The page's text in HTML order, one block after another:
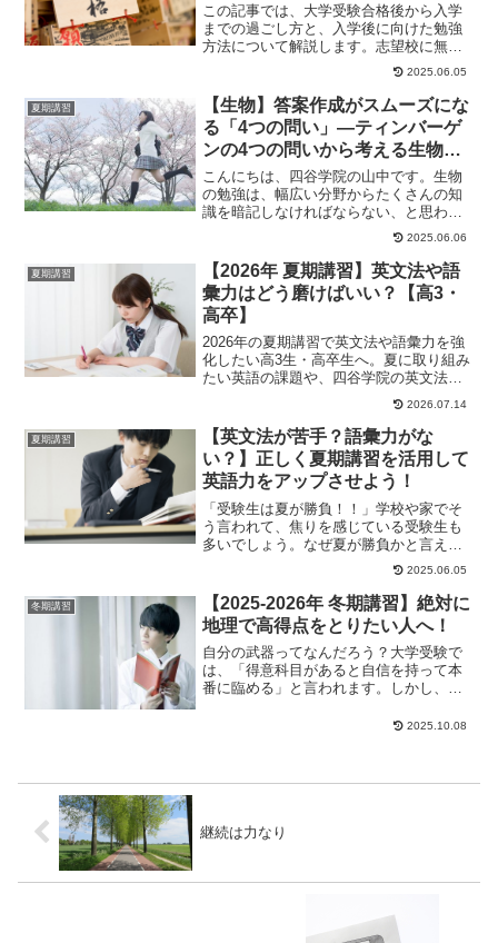
この記事では、大学受験合格後から入学
までの過ごし方と、入学後に向けた勉強
方法について解説します。志望校に無事
合格したら羽を伸ばして遊びたい気分に
2025.06.05
夏期講習
【生物】答案作成がスムーズにな
る「4つの問い」—ティンバーゲ
ンの4つの問いから考える生物学
習のポイント
こんにちは、四谷学院の山中です。生物
の勉強は、幅広い分野からたくさんの知
識を暗記しなければならない、と思われ
がちです。確かに暗記は必要ですが、た
2025.06.06
夏期講習
【2026年 夏期講習】英文法や語
彙力はどう磨けばいい？【高3・
高卒】
2026年の夏期講習で英文法や語彙力を強
化したい高3生・高卒生へ。夏に取り組み
たい英語の課題や、四谷学院の英文法・
語彙対策講座の活用法を紹介します。
2026.07.14
夏期講習
【英文法が苦手？語彙力がな
い？】正しく夏期講習を活用して
英語力をアップさせよう！
「受験生は夏が勝負！！」学校や家でそ
う言われて、焦りを感じている受験生も
多いでしょう。なぜ夏が勝負かと言え
ば、この夏を境に、2学期からは学校の授
2025.06.05
冬期講習
【2025-2026年 冬期講習】絶対に
地理で高得点をとりたい人へ！
自分の武器ってなんだろう？大学受験で
は、「得意科目があると自信を持って本
番に臨める」と言われます。しかし、胸
2025.10.08
継続は力なり